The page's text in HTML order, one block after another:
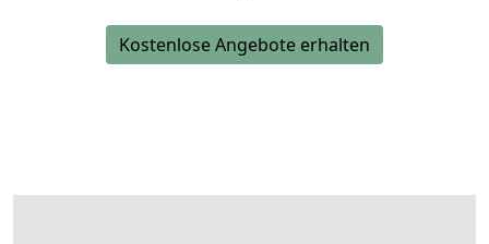
Kostenlose Angebote erhalten